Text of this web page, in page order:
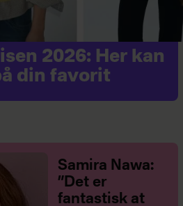
2026: Her kan
din favorit
Samira Nawa:
”Det er
fantastisk at